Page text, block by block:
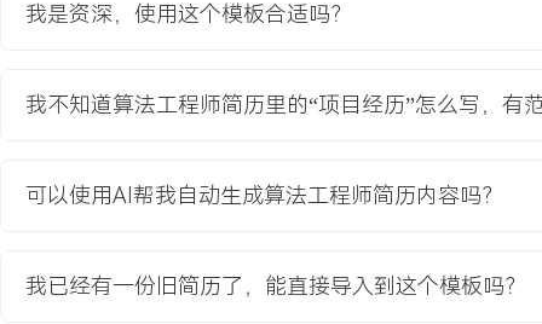
X天。项目需整合多源数据，构建精准用户画像与预测模型，实现从
项目职责：
1.负责用户画像与标签体系算法建模，设计融合行为序列、实时兴趣
2.主导营销策略推荐算法开发，将营销目标转化为多目标优化问题
习的策略生成模型，实现根据不同客群与渠道自动生成最优营销动作
我是资深，使用这个模板合适吗？
我不知道算法工程师简历里的“项目经历”怎么写，有
可以使用AI帮我自动生成算法工程师简历内容吗？
我已经有一份旧简历了，能直接导入到这个模板吗？